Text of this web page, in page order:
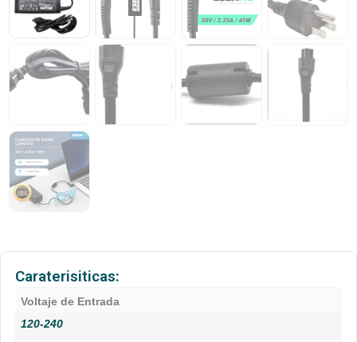
Caraterisiticas:
Voltaje de Entrada
120-240